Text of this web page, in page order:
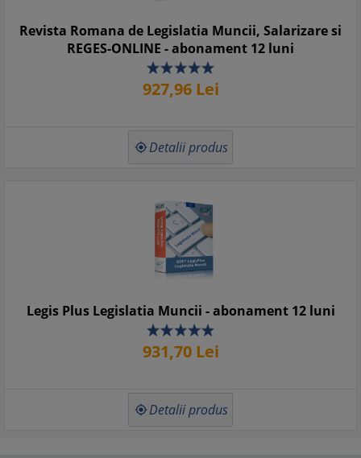
Revista Romana de Legislatia Muncii, Salarizare si
REGES-ONLINE - abonament 12 luni
927,96Lei
 Detalii produs
Legis Plus Legislatia Muncii - abonament 12 luni
931,70Lei
 Detalii produs